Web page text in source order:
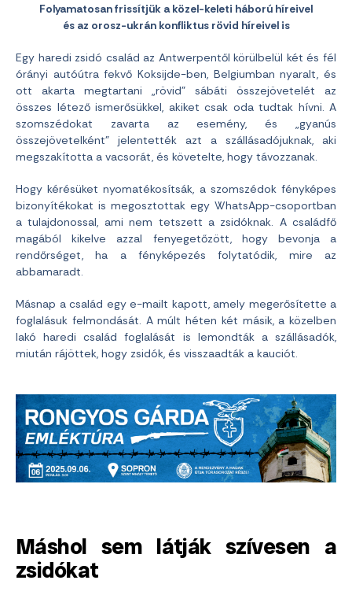
Folyamatosan frissítjük a közel-keleti háború híreivel
és az orosz-ukrán konfliktus rövid híreivel is
Egy haredi zsidó család az Antwerpentől körülbelül két és fél
órányi autóútra fekvő Koksijde-ben, Belgiumban nyaralt, és
ott akarta megtartani „rövid” sábáti összejövetelét az
összes létező ismerősükkel, akiket csak oda tudtak hívni. A
szomszédokat zavarta az esemény, és „gyanús
összejövetelként” jelentették azt a szállásadójuknak, aki
megszakította a vacsorát, és követelte, hogy távozzanak.
Hogy kérésüket nyomatékosítsák, a szomszédok fényképes
bizonyítékokat is megosztottak egy WhatsApp-csoportban
a tulajdonossal, ami nem tetszett a zsidóknak. A családfő
magából kikelve azzal fenyegetőzött, hogy bevonja a
rendőrséget, ha a fényképezés folytatódik, mire az
abbamaradt.
Másnap a család egy e-mailt kapott, amely megerősítette a
foglalásuk felmondását. A múlt héten két másik, a közelben
lakó haredi család foglalását is lemondták a szállásadók,
miután rájöttek, hogy zsidók, és visszaadták a kauciót.
Máshol sem látják szívesen a
zsidókat